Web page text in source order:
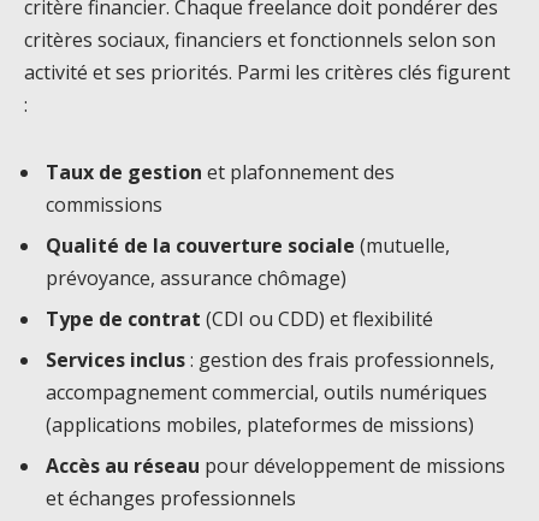
critère financier. Chaque freelance doit pondérer des
critères sociaux, financiers et fonctionnels selon son
activité et ses priorités. Parmi les critères clés figurent
:
Taux de gestion et plafonnement des
commissions
Qualité de la couverture sociale (mutuelle,
prévoyance, assurance chômage)
Type de contrat (CDI ou CDD) et flexibilité
Services inclus: gestion des frais professionnels,
accompagnement commercial, outils numériques
(applications mobiles, plateformes de missions)
Accès au réseau pour développement de missions
et échanges professionnels